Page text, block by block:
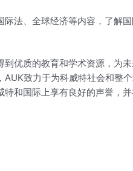
法、全球经济等内容，了解
优质的教育和学术资源，为
致力于为科威特社会和整
和国际上享有良好的声誉，